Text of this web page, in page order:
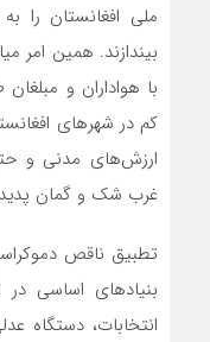
ملی افغانستان را
بیندازند. همین امر
با هواداران و
کم در شهرهای
ارزش‌های مدنی و
غرب شک و گمان
تطبیق ناقص
بنیادهای اساسی در
انتخابات، دستگاه